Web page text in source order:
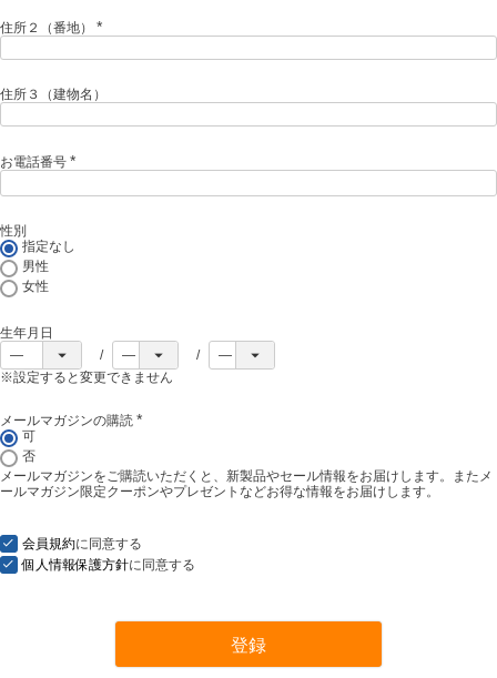
住所２（番地）
必
)
住所３（建物名）
お電話番号
必
性別
指定なし
男性
女性
生年月日
※設定すると変更できません
メールマガジンの購読
須
)
可
否
メールマガジンをご購読いただくと、新製品やセール情報をお届けします。またメ
ールマガジン限定クーポンやプレゼントなどお得な情報をお届けします。
会員規約に同意する
個人情報保護方針に同意する
登録